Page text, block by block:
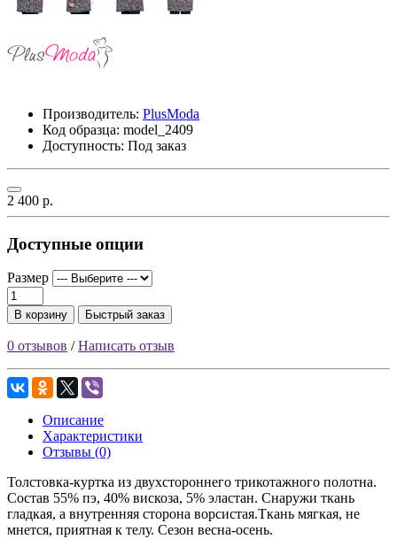
Производитель: PlusModa
Код образца: model_2409
Доступность: Под заказ
2 400 р.
Доступные опции
Размер
В корзину Быстрый заказ
0 отзывов /Написать отзыв
Описание
Характеристики
Отзывы (0)
Толстовка-куртка из двухстороннего трикотажного полотна.
Состав 55% пэ, 40% вискоза, 5% эластан. Снаружи ткань
гладкая, а внутренняя сторона ворсистая.Ткань мягкая, не
мнется, приятная к телу. Сезон весна-осень.